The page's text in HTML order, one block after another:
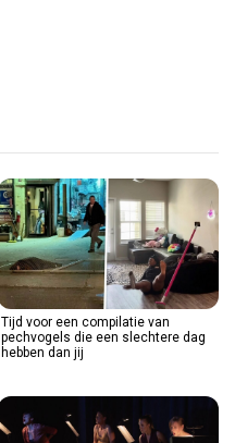
Tijd voor een compilatie van
pechvogels die een slechtere dag
hebben dan jij